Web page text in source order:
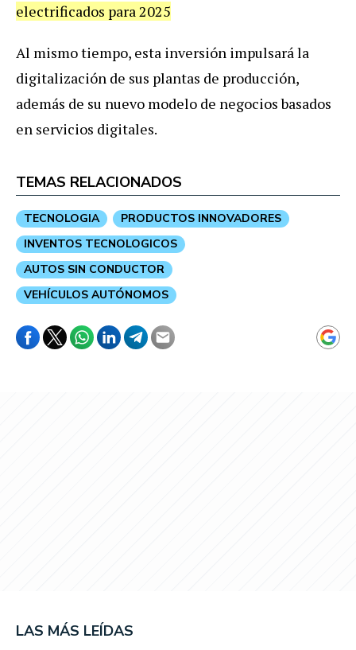
electrificados para 2025
Al mismo tiempo, esta inversión impulsará la
digitalización de sus plantas de producción,
además de su nuevo modelo de negocios basados
en servicios digitales.
TEMAS RELACIONADOS
TECNOLOGIA
PRODUCTOS INNOVADORES
INVENTOS TECNOLOGICOS
AUTOS SIN CONDUCTOR
VEHÍCULOS AUTÓNOMOS
LAS MÁS LEÍDAS